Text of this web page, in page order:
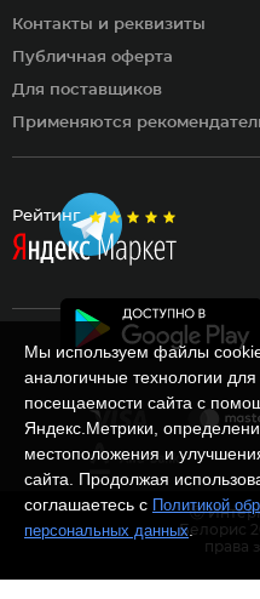
Рейтинг
Контакты и реквизиты
Публичная оферта
Для поставщиков
Применяются
Мы используем файлы
аналогичные технологии
посещаемости сайта с
Яндекс.Метрики,
местоположения и
сайта. Продолжая
соглашаетесь с Политикой
персональных данных.
Ⓒ
Белорис
права